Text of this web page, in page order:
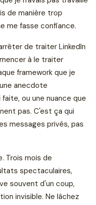
de manière trop
me fasse confiance.
de traiter LinkedIn
à le traiter
framework que je
anecdote
ou une nuance que
pas. C'est ça qui
messages privés, pas
Trois mois de
spectaculaires,
souvent d'un coup,
invisible. Ne lâchez